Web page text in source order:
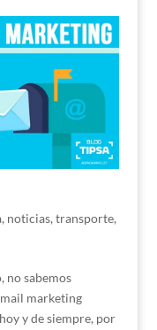
, noticias, transporte,
no sabemos
marketing
y de siempre, por